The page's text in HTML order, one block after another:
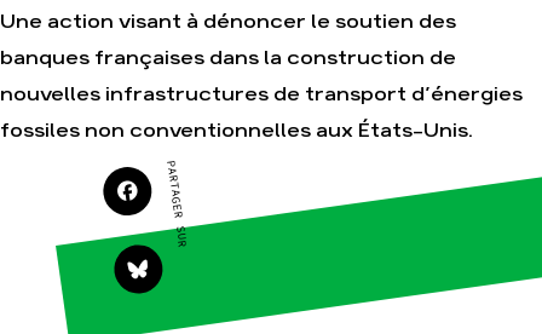
S'engager sur le
Agir au quotidien
campagnes
Transmettre
tout ou partie de
son patrimoine
Télécharger
gratuitement les
guides éco-
citoyens
Climat – Énergie
Finance
Une action visant à dénoncer le soutien des
banques françaises dans la construction de
nouvelles infrastructures de transport d’énergies
fossiles non conventionnelles aux États-Unis.
PARTAGER SUR